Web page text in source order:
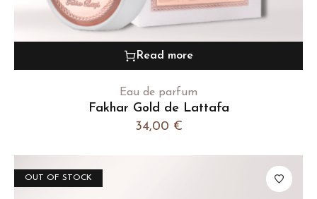
Read more
Eau de parfum
Fakhar Gold de Lattafa
34,00 €
OUT OF STOCK